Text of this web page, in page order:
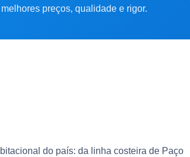
preços, qualidade e rigor.
do país: da linha costeira de Paço